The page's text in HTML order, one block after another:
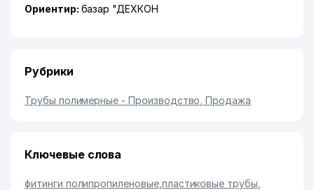
Ориентир: базар "ДЕХКОН
Рубрики
Трубы полимерные - Производство, Продажа
Ключевые слова
фитинги полипропиленовые, пластиковые трубы